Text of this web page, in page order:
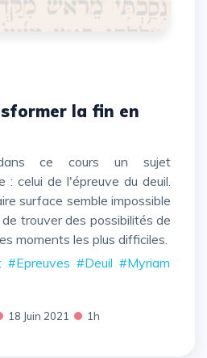
: celui de l'épreuve du deuil.
surface semble impossible
trouver des possibilités de
moments les plus difficiles.
#Epreuves #Deuil #Myriam
18 Juin 2021 1h